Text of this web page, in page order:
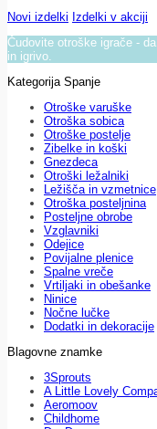
Novi izdelki Izdelki v akciji
Čudovite otroške igrače -
in igrivo.
Kategorija Spanje
Otroške varuške
Otroška sobica
Otroške postelje
Zibelke in koški
Gnezdeca
Otroški ležalniki
Ležišča in vzmetnice
Otroška posteljnina
Posteljne obrobe
Vzglavniki
Odejice
Povijalne plenice
Spalne vreče
Vrtiljaki in obešanke
Ninice
Nočne lučke
Dodatki in dekoracije
Blagovne znamke
3Sprouts
A Little Lovely
Aeromoov
Childhome